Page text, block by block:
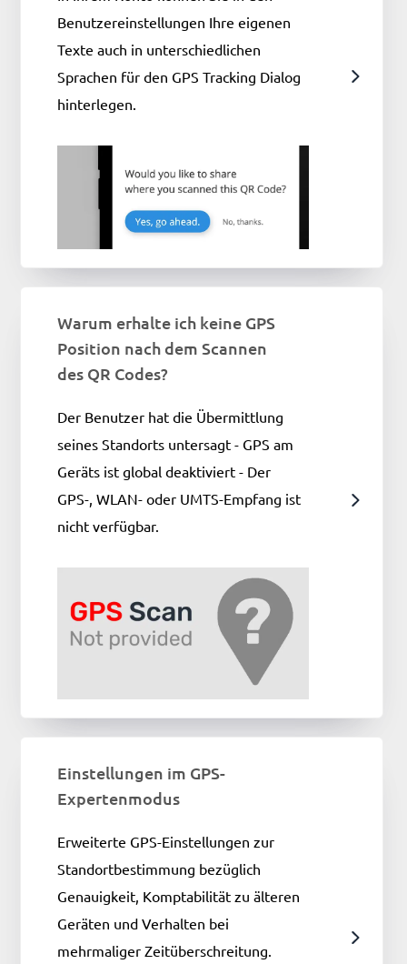
Benutzereinstellungen Ihre eigenen
Texte auch in unterschiedlichen
Sprachen für den GPS Tracking Dialog
hinterlegen.
Warum erhalte ich keine GPS
Position nach dem Scannen
des QR Codes?
Der Benutzer hat die Übermittlung
seines Standorts untersagt - GPS am
Geräts ist global deaktiviert - Der
GPS-, WLAN- oder UMTS-Empfang ist
nicht verfügbar.
Einstellungen im GPS-
Expertenmodus
Erweiterte GPS-Einstellungen zur
Standortbestimmung bezüglich
Genauigkeit, Komptabilität zu älteren
Geräten und Verhalten bei
mehrmaliger Zeitüberschreitung.